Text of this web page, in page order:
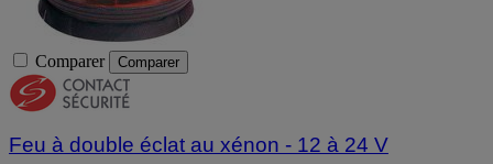
Comparer Comparer
Feu à double éclat au xénon - 12 à 24 V